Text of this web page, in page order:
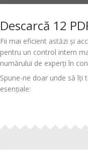
Descarcă 12
Fii mai eficient astăzi și
pentru un control intern
numărului de experți în
Spune-ne doar unde să
esențiale: